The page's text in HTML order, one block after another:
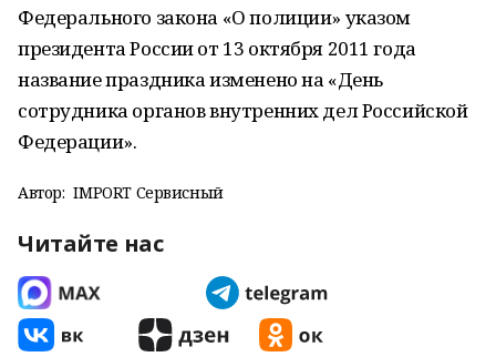
Федерального закона «О полиции» указом
президента России от 13 октября 2011 года
название праздника изменено на «День
сотрудника органов внутренних дел Российской
Федерации».
Автор: IMPORT Сервисный
Читайте нас